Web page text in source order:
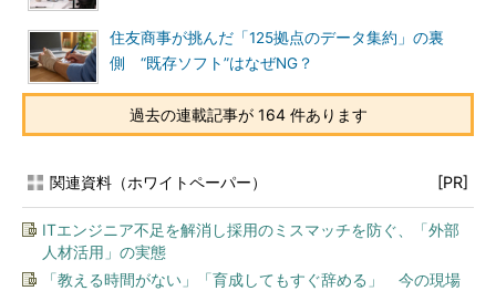
住友商事が挑んだ「125拠点のデータ集約」の裏
側 “既存ソフト”はなぜNG？
過去の連載記事が 164 件あります
関連資料（ホワイトペーパー） [PR]
ITエンジニア不足を解消し採用のミスマッチを防ぐ、「外部
人材活用」の実態
「教える時間がない」「育成してもすぐ辞める」 今の現場